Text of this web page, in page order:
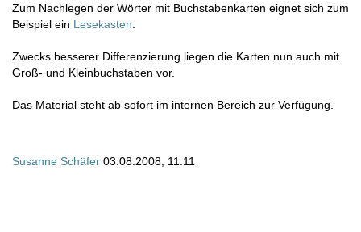
Zum Nachlegen der Wörter mit Buchstabenkarten eignet sich zum
Beispiel ein Lesekasten
Zwecks besserer Differenzierung liegen die Karten nun auch mit
Groß- und Kleinbuchstaben vor.
Das Material steht ab sofort im internen Bereich zur Verfügung.
Susanne Schäfer 03.08.2008, 11.11